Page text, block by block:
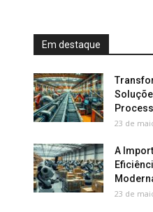
Em destaque
23 de
A
23 de